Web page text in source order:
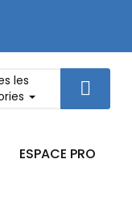
les
ESPACE PRO